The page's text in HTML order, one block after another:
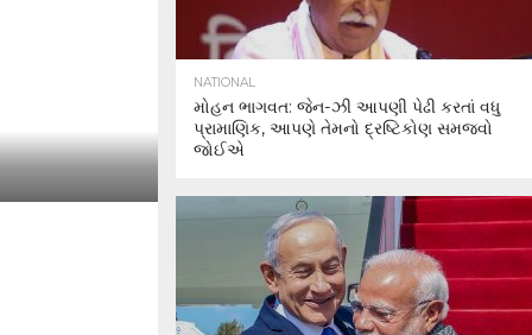
NATIONAL
મોહન ભાગવત: જેન-ઝી આપણી પેઢી કરતાં વધુ
પ્રામાણિક, આપણે તેમનો દ્રષ્ટિકોણ સમજવો
જોઈએ